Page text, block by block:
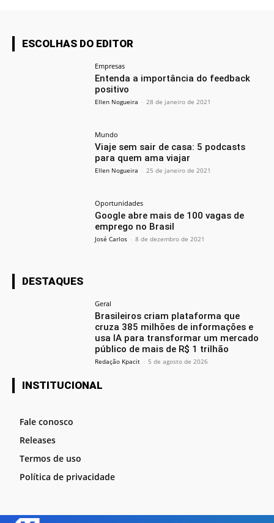
ESCOLHAS DO EDITOR
Empresas
Entenda a importância do feedback
positivo
Ellen Nogueira - 28 de janeiro de 2021
Mundo
Viaje sem sair de casa: 5 podcasts
para quem ama viajar
Ellen Nogueira - 25 de janeiro de 2021
Oportunidades
Google abre mais de 100 vagas de
emprego no Brasil
José Carlos - 8 de dezembro de 2021
DESTAQUES
Geral
Brasileiros criam plataforma que
cruza 385 milhões de informações e
usa IA para transformar um mercado
público de mais de R$ 1 trilhão
Redação Kpacit - 5 de agosto de 2026
INSTITUCIONAL
Fale conosco
Releases
Termos de uso
Política de privacidade